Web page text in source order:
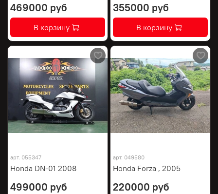
469000 руб
В корзину
355000 руб
В корзину
арт. 055347
Honda DN-01 2008
499000 руб
арт. 049580
Honda Forza , 2005
220000 руб